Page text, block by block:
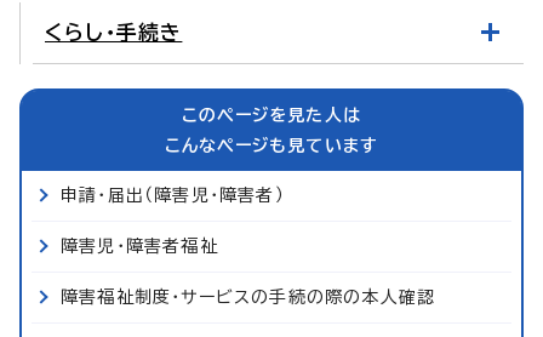
くらし・手続き
このページを見た人は
こんなページも見ています
申請・届出（障害児・障害者）
障害児・障害者福祉
障害福祉制度・サービスの手続の際の本人確認